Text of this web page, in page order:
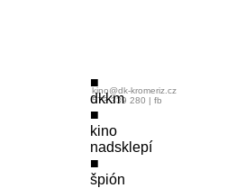
dkkm
kino
nadsklepí
špión
kino@dk-kromeriz.cz
573 339 280 | fb